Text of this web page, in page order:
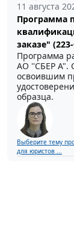
11 августа
Программа
заказе"
Программа
АО ''СБЕР А".
освоившим
образца.
Выберите тему
для юристов ...